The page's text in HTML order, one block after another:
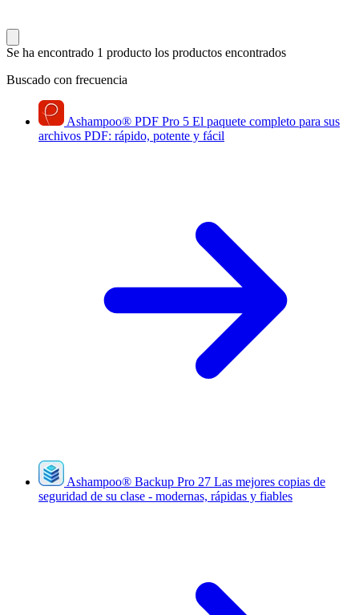
Se ha encontrado 1 producto los productos encontrados
Buscado con frecuencia
Ashampoo® PDF Pro 5 El paquete completo para sus
archivos PDF: rápido, potente y fácil
Ashampoo® Backup Pro 27 Las mejores copias de
seguridad de su clase - modernas, rápidas y fiables